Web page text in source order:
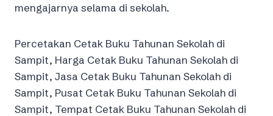
mengajarnya selama di sekolah.
Percetakan Cetak Buku Tahunan Sekolah di
Sampit, Harga Cetak Buku Tahunan Sekolah di
Sampit, Jasa Cetak Buku Tahunan Sekolah di
Sampit, Pusat Cetak Buku Tahunan Sekolah di
Sampit, Tempat Cetak Buku Tahunan Sekolah di